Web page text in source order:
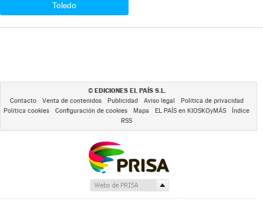
Toledo
© EDICIONES EL PAÍS S.L.
Contacto Venta de contenidos Publicidad Aviso legal
Política de privacidad
Política cookies
Configuración de cookies Mapa EL PAÍS en KIOSKOyMÁS
Índice
RSS